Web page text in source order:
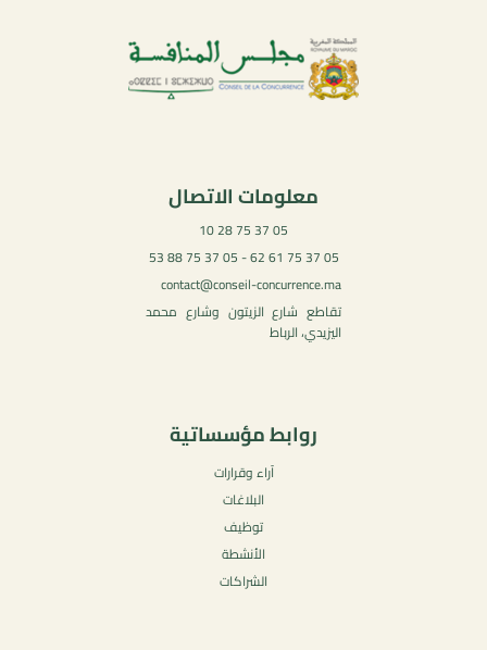
معلومات الاتصال
05 37 75 28 10
05 37 75 61 62 - 05 37 75 88 53
contact@conseil-concurrence.ma
تقاطع شارع الزيتون وشارع محمد
اليزيدي، الرباط
روابط مؤسساتية
آراء وقرارات
البلاغات
توظيف
الأنشطة
الشراكات